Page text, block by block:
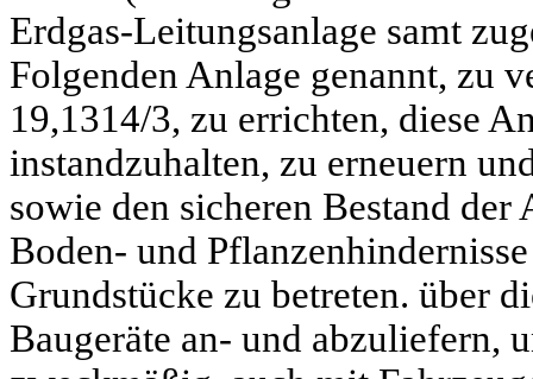
Erdgas-Leitungsanlage samt
Folgenden Anlage genannt, zu
19,1314/3, zu errichten, diese
instandzuhalten, zu erneuern
sowie den sicheren Bestand
Boden- und
Grundstücke zu betreten. über
Baugeräte an- und abzuliefern,